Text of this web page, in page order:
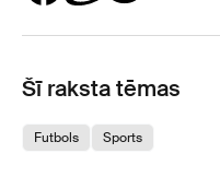
Šī raksta tēmas
Futbols Sports